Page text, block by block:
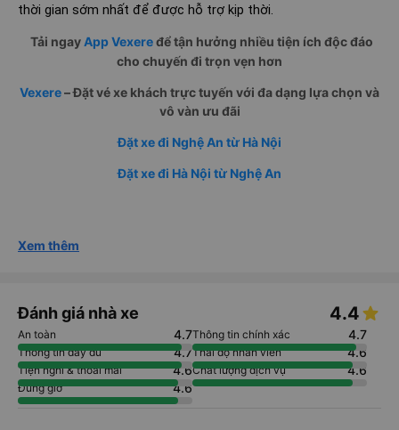
thời gian sớm nhất để được hỗ trợ kịp thời.
Tải ngayApp Vexeređể tận hưởng nhiều tiện ích độc đáo
cho chuyến đi trọn vẹn hơn
Vexere– Đặt vé xe khách trực tuyến với đa dạng lựa chọn và
vô vàn ưu đãi
Đặt xe đi Nghệ An từ Hà Nội
Đặt xe đi Hà Nội từ Nghệ An
Xem thêm
Đánh giá nhà xe 4.4
An toàn 4.7Thông tin chính xác 4.7
Thông tin đầy đủ 4.7Thái độ nhân viên 4.6
Tiện nghi & thoải mái 4.6Chất lượng dịch vụ 4.6
Đúng giờ 4.6